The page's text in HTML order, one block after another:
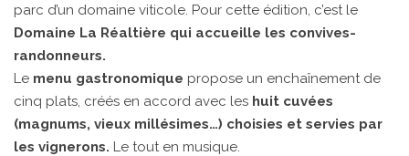
parc d’un domaine viticole. Pour cette édition, c’est le
Domaine La Réaltière qui accueille les convives-
randonneurs.
Le menu gastronomique propose un enchaînement de
cinq plats, créés en accord avec les huit cuvées
(magnums, vieux millésimes…) choisies et servies par
les vignerons. Le tout en musique.